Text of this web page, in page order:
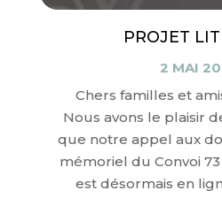
PROJET
2 MAI
Chers familles et
Nous avons le plaisir
que notre appel aux
mémoriel du Convoi
est désormais en